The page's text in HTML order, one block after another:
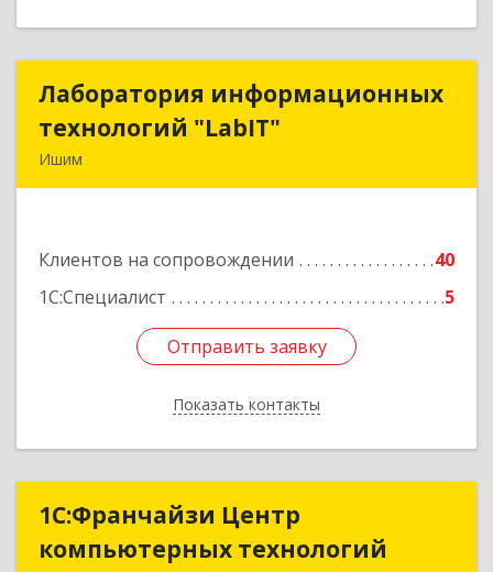
Лаборатория информационных
технологий "LabIT"
Ишим
Клиентов на сопровождении
40
1С:Специалист
5
Отправить заявку
Показать контакты
Лаборатория информационных
технологий "LabIT"
Подробнее
Отправить заявку
Назад
1С:Франчайзи Центр
компьютерных технологий
1С:Франчайзи Центр
компьютерных технологий